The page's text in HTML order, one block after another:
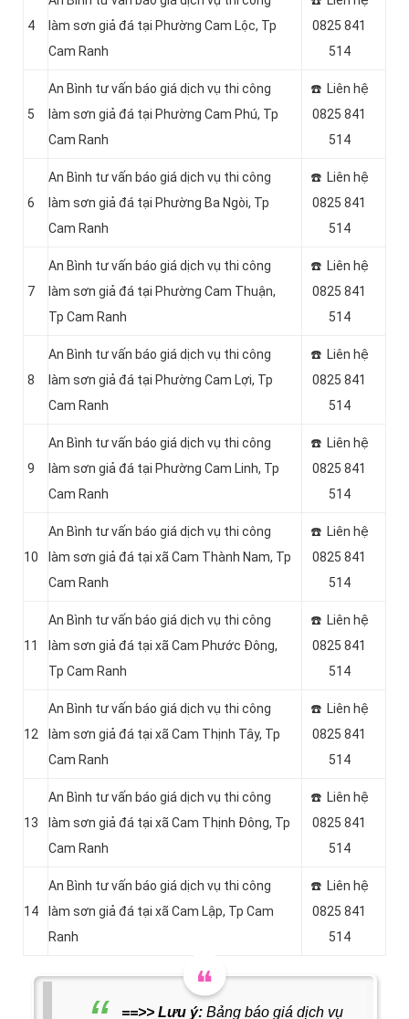
4
làm sơn giả đá tại Phường Cam Lộc, Tp
Cam Ranh
0825 841
514
5
An Bình tư vấn báo giá dịch vụ thi công
làm sơn giả đá tại Phường Cam Phú, Tp
Cam Ranh
☎️ Liên hệ
0825 841
514
6
An Bình tư vấn báo giá dịch vụ thi công
làm sơn giả đá tại Phường Ba Ngòi, Tp
Cam Ranh
☎️ Liên hệ
0825 841
514
7
An Bình tư vấn báo giá dịch vụ thi công
làm sơn giả đá tại Phường Cam Thuận,
Tp Cam Ranh
☎️ Liên hệ
0825 841
514
8
An Bình tư vấn báo giá dịch vụ thi công
làm sơn giả đá tại Phường Cam Lợi, Tp
Cam Ranh
☎️ Liên hệ
0825 841
514
9
An Bình tư vấn báo giá dịch vụ thi công
làm sơn giả đá tại Phường Cam Linh, Tp
Cam Ranh
☎️ Liên hệ
0825 841
514
10
An Bình tư vấn báo giá dịch vụ thi công
làm sơn giả đá tại xã Cam Thành Nam, Tp
Cam Ranh
☎️ Liên hệ
0825 841
514
11
An Bình tư vấn báo giá dịch vụ thi công
làm sơn giả đá tại xã Cam Phước Đông,
Tp Cam Ranh
☎️ Liên hệ
0825 841
514
12
An Bình tư vấn báo giá dịch vụ thi công
làm sơn giả đá tại xã Cam Thịnh Tây, Tp
Cam Ranh
☎️ Liên hệ
0825 841
514
13
An Bình tư vấn báo giá dịch vụ thi công
làm sơn giả đá tại xã Cam Thịnh Đông, Tp
Cam Ranh
☎️ Liên hệ
0825 841
514
14
An Bình tư vấn báo giá dịch vụ thi công
làm sơn giả đá tại xã Cam Lập, Tp Cam
Ranh
☎️ Liên hệ
0825 841
514
==>> Lưu ý:Bảng báo giá dịch vụ